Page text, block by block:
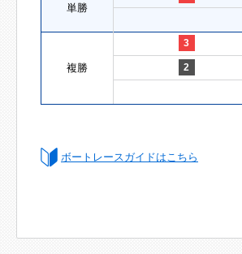
単勝
複勝
3
2
ボートレースガイドはこちら